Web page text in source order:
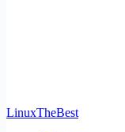
LinuxTheBest